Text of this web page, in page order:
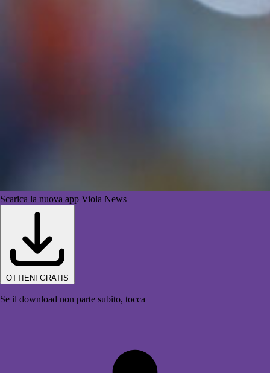
Scarica la nuova app Viola News
OTTIENI GRATIS
Se il download non parte subito, tocca